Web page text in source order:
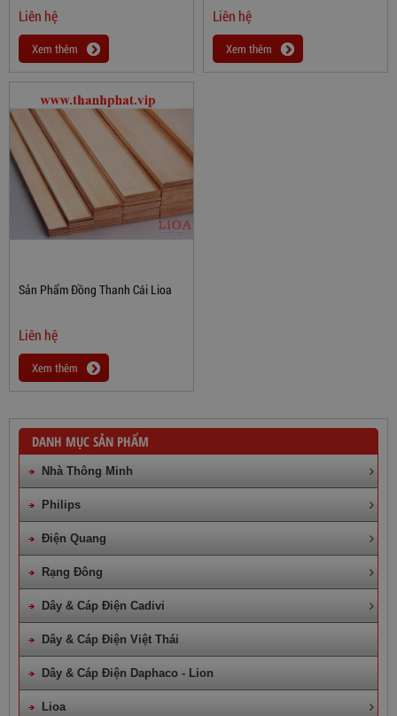
Liên hệ
Xem thêm
Liên hệ
Xem thêm
Sản Phẩm Đồng Thanh Cái Lioa
Liên hệ
Xem thêm
DANH MỤC SẢN PHẨM
Nhà Thông Minh
Philips
Điện Quang
Rạng Đông
Dây & Cáp Điện Cadivi
Dây & Cáp Điện Việt Thái
Dây & Cáp Điện Daphaco - Lion
Lioa